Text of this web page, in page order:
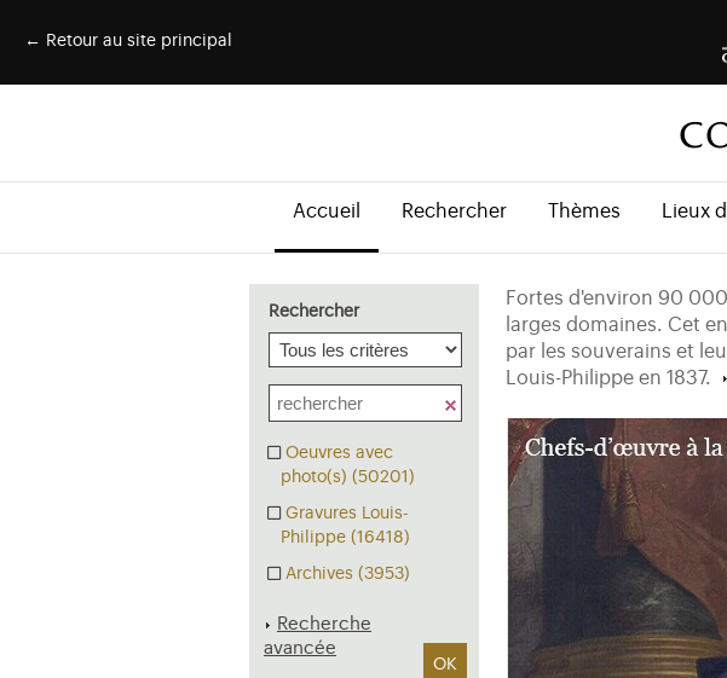
← Retour au site principal
Accueil Rechercher Thèmes Lieux
Rechercher
Oeuvres avec
photo(s) (50201)
Gravures Louis-
Philippe (16418)
Archives (3953)
Recherche
avancée
OK
Fortes d'environ 90
larges domaines. Cet
par les souverains et
Louis-Philippe en 1837.